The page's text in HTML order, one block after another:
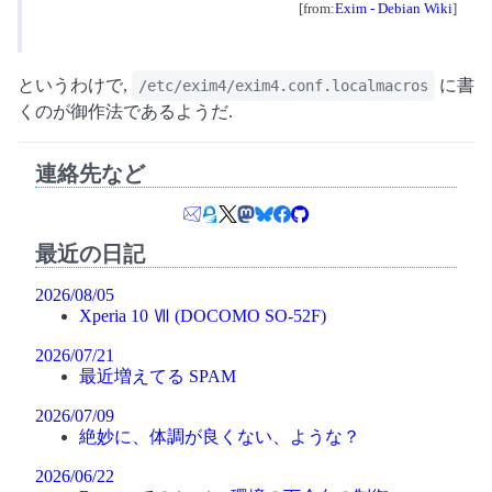
[from:Exim - Debian Wiki]
というわけで, /etc/exim4/exim4.conf.localmacros
に書
くのが御作法であるようだ.
連絡先など
最近の日記
2026/08/05
Xperia 10 Ⅶ (DOCOMO SO-52F)
2026/07/21
最近増えてる SPAM
2026/07/09
絶妙に、体調が良くない、ような？
2026/06/22